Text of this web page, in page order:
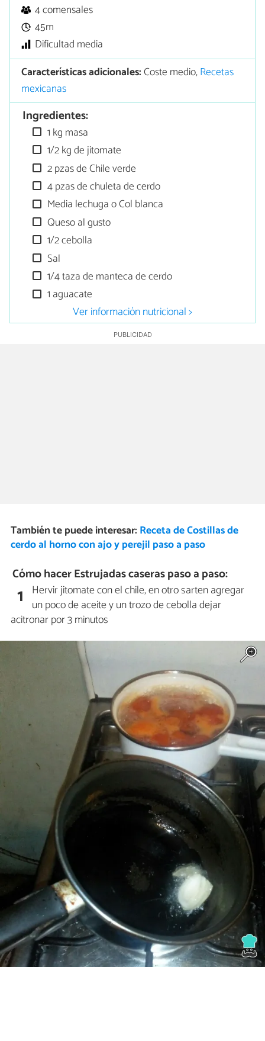
4 comensales
45m
Dificultad media
Características adicionales:Coste medio,Recetas
mexicanas
Ingredientes:
1 kg masa
1/2 kg de jitomate
2 pzas de Chile verde
4 pzas de chuleta de cerdo
Media lechuga o Col blanca
Queso al gusto
1/2 cebolla
Sal
1/4 taza de manteca de cerdo
1 aguacate
Ver información nutricional >
También te puede interesar: Receta de Costillas de
cerdo al horno con ajo y perejil paso a paso
Cómo hacer Estrujadas caseras paso a paso:
1 Hervir jitomate con el chile, en otro sarten agregar
un poco de aceite y un trozo de cebolla dejar
acitronar por 3 minutos